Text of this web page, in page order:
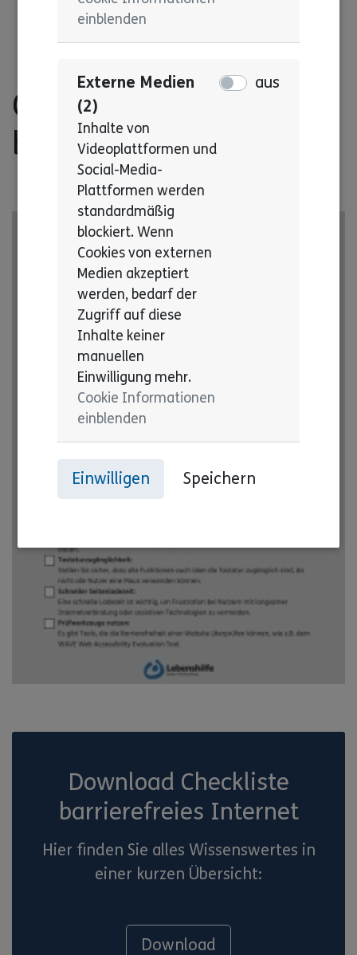
Checkliste
barrierefreies Internet
Download Checkliste
barrierefreies Internet
Hier finden Sie alles Wissenswertes in
einer kurzen Übersicht:
Download
einblenden
Externe Medien
(2)
Inhalte von
Videoplattformen und
Social-Media-
Plattformen werden
standardmäßig
blockiert. Wenn
Cookies von externen
Medien akzeptiert
werden, bedarf der
Zugriff auf diese
Inhalte keiner
manuellen
Einwilligung mehr.
Cookie Informationen
einblenden
aus
Einwilligen Speichern